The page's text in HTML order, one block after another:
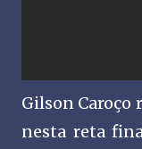
Gilson Caroço
nesta reta